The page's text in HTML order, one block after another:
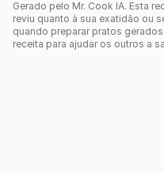
Gerado pelo Mr. Cook IA. Esta
reviu quanto à sua exatidão ou
quando preparar pratos
receita para ajudar os outros a